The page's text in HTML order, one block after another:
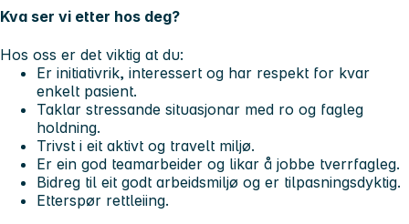
Kva ser vi etter hos deg?
Hos oss er det viktig at du:
Er initiativrik, interessert og har respekt for kvar
enkelt pasient.
Taklar stressande situasjonar med ro og fagleg
holdning.
Trivst i eit aktivt og travelt miljø.
Er ein god teamarbeider og likar å jobbe tverrfagleg.
Bidreg til eit godt arbeidsmiljø og er tilpasningsdyktig.
Etterspør rettleiing.